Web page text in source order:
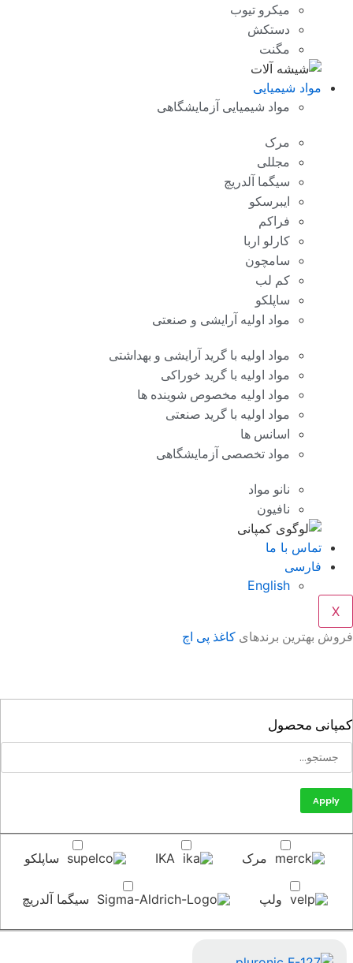
میکرو تیوب
دستکش
مگنت
مواد شیمیایی
مواد شیمیایی آزمایشگاهی
مرک
مجللی
سیگما آلدریچ
ایبرسکو
فراکم
کارلو اربا
سامچون
کم لب
ساپلکو
مواد اولیه آرایشی و صنعتی
مواد اولیه با گرید آرایشی و بهداشتی
مواد اولیه با گرید خوراکی
مواد اولیه مخصوص شوینده ها
مواد اولیه با گرید صنعتی
اسانس ها
مواد تخصصی آزمایشگاهی
نانو مواد
نافیون
تماس با ما
فارسی
English
بهترین برندهایکاغذ پی اچ
محصول
Apply
مرک IKA ساپلکو
ولپ سیگما آلدریچ